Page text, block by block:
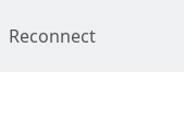
Reconnect